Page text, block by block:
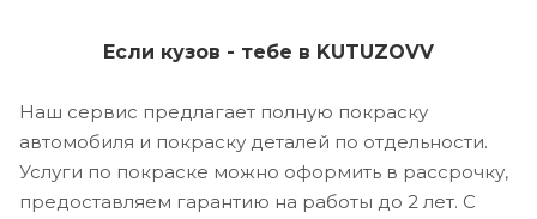
Если кузов - тебе в KUTUZOVV
Наш сервис предлагает полную покраску
автомобиля и покраску деталей по отдельности.
Услуги по покраске можно оформить в рассрочку,
предоставляем гарантию на работы до 2 лет. С